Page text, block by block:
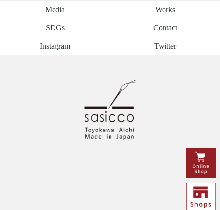
Media Works
SDGs Contact
Instagram Twitter